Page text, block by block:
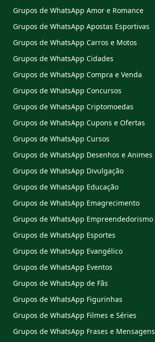
Grupos de WhatsApp Amor e Romance
Grupos de WhatsApp Apostas Esportivas
Grupos de WhatsApp Carros e Motos
Grupos de WhatsApp Cidades
Grupos de WhatsApp Compra e Venda
Grupos de WhatsApp Concursos
Grupos de WhatsApp Criptomoedas
Grupos de WhatsApp Cupons e Ofertas
Grupos de WhatsApp Cursos
Grupos de WhatsApp Desenhos e Animes
Grupos de WhatsApp Divulgação
Grupos de WhatsApp Educação
Grupos de WhatsApp Emagrecimento
Grupos de WhatsApp Empreendedorismo
Grupos de WhatsApp Esportes
Grupos de WhatsApp Evangélico
Grupos de WhatsApp Eventos
Grupos de WhatsApp de Fãs
Grupos de WhatsApp Figurinhas
Grupos de WhatsApp Filmes e Séries
Grupos de WhatsApp Frases e Mensagens